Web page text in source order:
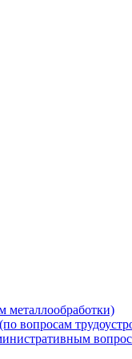
металлообработки)
вопросам